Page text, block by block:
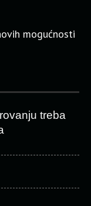
mogućnosti
treba